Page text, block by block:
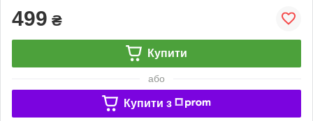
499 ₴
Купити
або
Купити з